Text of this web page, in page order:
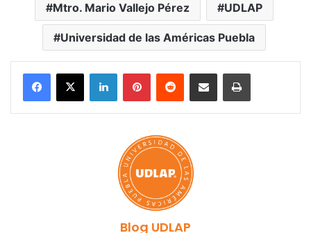
Mtro. Mario Vallejo Pérez UDLAP
Universidad de las Américas Puebla
LinkedInPinterestReddit Share via Email Print
Blog UDLAP